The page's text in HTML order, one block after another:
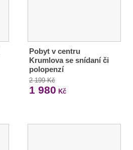
Pobyt v centru
Krumlova se snídaní či
polopenzí
2 199 Kč
1 980 Kč